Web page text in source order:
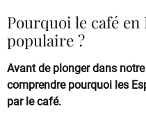
Pourquoi le café
populaire ?
Avant de plonger dans
comprendre pourquoi les
par le café.